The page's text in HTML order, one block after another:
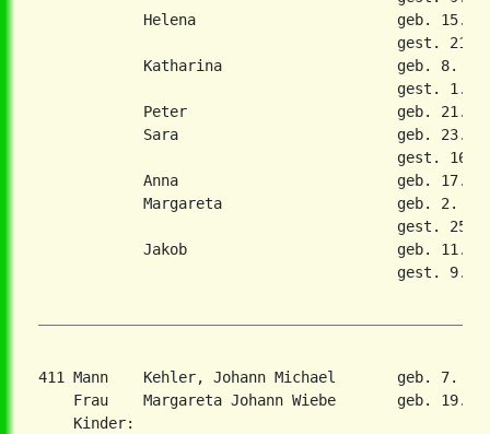
Helena                       geb. 15.
gest. 21.
Katharina                    geb. 8.
gest. 1.
Peter                        geb. 21.
Sara                         geb. 23.
gest. 16.
Anna                         geb. 17.
Margareta                    geb. 2.
gest. 25.
Jakob                        geb. 11.
gest. 9.
411 Mann    Kehler, Johann Michael       geb. 7.
Frau    Margareta Johann Wiebe       geb. 19.
    Kinder: